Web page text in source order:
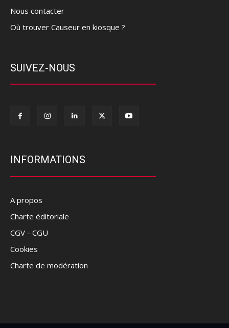
Nous contacter
Où trouver Causeur en kiosque ?
SUIVEZ-NOUS
INFORMATIONS
A propos
Charte éditoriale
CGV - CGU
Cookies
Charte de modération